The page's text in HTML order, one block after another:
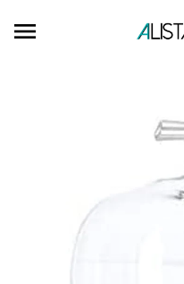
Ignorer et passer au contenu